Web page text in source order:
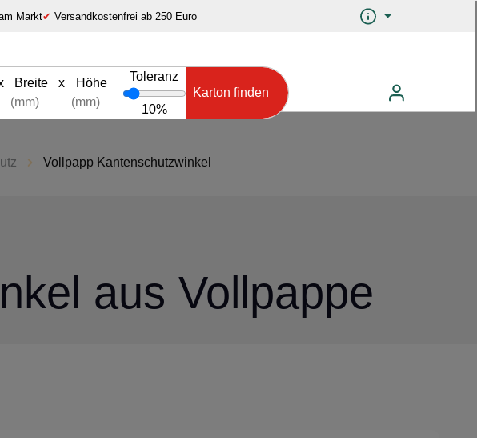
Markt✔ Versandkostenfrei ab 250 Euro
Breite x Höhe Toleranz
10%
Karton finden
Vollpapp Kantenschutzwinkel
aus Vollpappe